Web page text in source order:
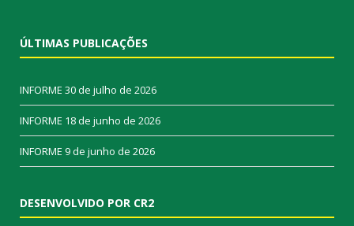
ÚLTIMAS PUBLICAÇÕES
INFORME 30 de julho de 2026
INFORME 18 de junho de 2026
INFORME 9 de junho de 2026
DESENVOLVIDO POR CR2